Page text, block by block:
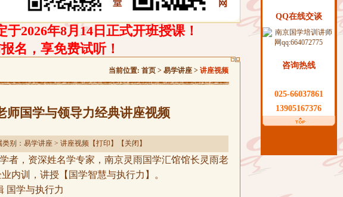
QQ在线交谈
咨询热线
025-66037861
13905167376
2026年8月14日正式开班授课！
名，享免费试听！
当前位置: 首页 > 易学讲座 > 讲座视频
师国学与领导力经典讲座视频
别： 易学讲座> 讲座视频【打印 】【 关闭 】
者，资深姓名学专家，南京灵雨国学汇馆馆长灵雨老
内训，讲授【国学智慧与执行力】。
国学与执行力